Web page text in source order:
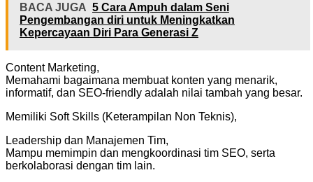
BACA JUGA 5 Cara Ampuh dalam Seni
Pengembangan diri untuk Meningkatkan
Kepercayaan Diri Para Generasi Z
Content Marketing,
Memahami bagaimana membuat konten yang menarik,
informatif, dan SEO-friendly adalah nilai tambah yang besar.
Memiliki Soft Skills (Keterampilan Non Teknis),
Leadership dan Manajemen Tim,
Mampu memimpin dan mengkoordinasi tim SEO, serta
berkolaborasi dengan tim lain.